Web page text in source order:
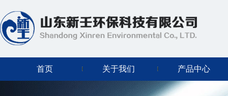
首页 关于我们 产品中心